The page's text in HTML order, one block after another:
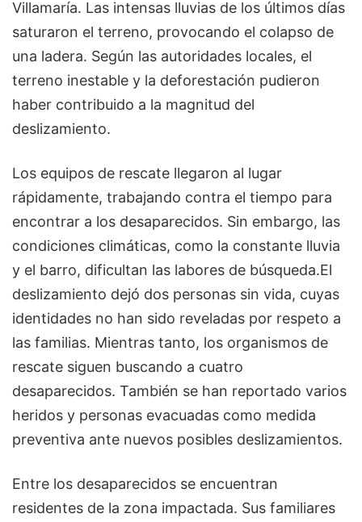
Villamaría. Las intensas lluvias de los últimos días
saturaron el terreno, provocando el colapso de
una ladera. Según las autoridades locales, el
terreno inestable y la deforestación pudieron
haber contribuido a la magnitud del
deslizamiento.
Los equipos de rescate llegaron al lugar
rápidamente, trabajando contra el tiempo para
encontrar a los desaparecidos. Sin embargo, las
condiciones climáticas, como la constante lluvia
y el barro, dificultan las labores de búsqueda.El
deslizamiento dejó dos personas sin vida, cuyas
identidades no han sido reveladas por respeto a
las familias. Mientras tanto, los organismos de
rescate siguen buscando a cuatro
desaparecidos. También se han reportado varios
heridos y personas evacuadas como medida
preventiva ante nuevos posibles deslizamientos.
Entre los desaparecidos se encuentran
residentes de la zona impactada. Sus familiares